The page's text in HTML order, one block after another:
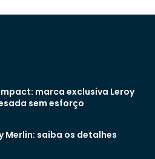
marca exclusiva Leroy
sem esforço
Merlin: saiba os detalhes